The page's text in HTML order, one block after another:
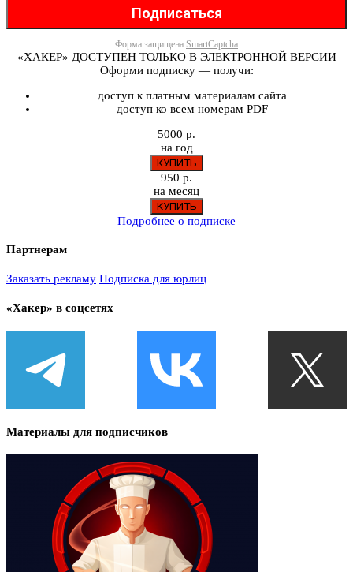
Форма защищена SmartCaptcha
«ХАКЕР» ДОСТУПЕН ТОЛЬКО В ЭЛЕКТРОННОЙ ВЕРСИИ
Оформи подписку — получи:
доступ к платным материалам сайта
доступ ко всем номерам PDF
5000 р.
на год
950 р.
на месяц
Подробнее о подписке
Партнерам
Заказать рекламу Подписка для юрлиц
«Хакер» в соцсетях
Материалы для подписчиков